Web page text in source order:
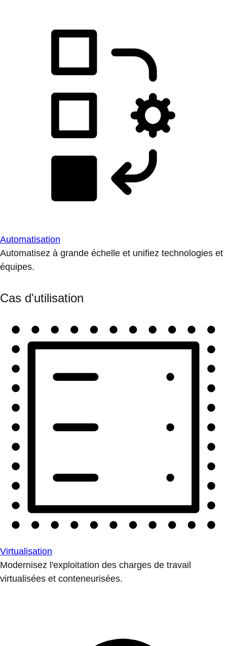
Automatisation
Automatisez à grande échelle et unifiez technologies et
équipes.
Cas d'utilisation
Virtualisation
Modernisez l'exploitation des charges de travail
virtualisées et conteneurisées.